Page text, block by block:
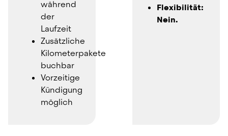
während
Laufzeit
Zusätzliche
Kilometerpakete
buchbar
Vorzeitige
Kündigung
möglich
Flexibilität:
Nein.